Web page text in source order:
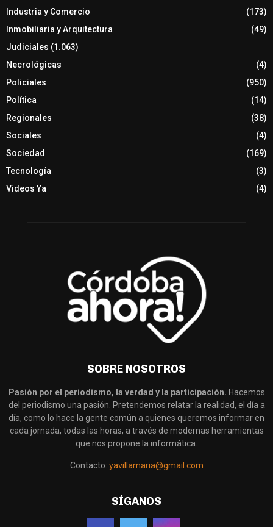
Industria y Comercio
(173)
Inmobiliaria y Arquitectura
(49)
Judiciales (1.063)
Necrológicas
(4)
Policiales
(950)
Política
(14)
Regionales
(38)
Sociales
(4)
Sociedad
(169)
Tecnología
(3)
Videos Ya
(4)
SOBRE NOSOTROS
Pasión por el periodismo, la verdad y la participación. Hacemos
del periodismo una pasión. Pretendemos relatar la realidad, el día a
día, como lo hace la gente común a quienes queremos informar en
cada jornada, todas las horas, a través de modernas herramientas
que nos propone la informática.
Contacto: yavillamaria@gmail.com
SÍGANOS